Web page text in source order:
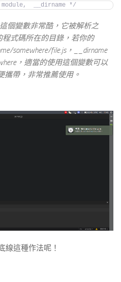
__dirname */
個變數非常酷，它被解析之
式碼所在的目錄，若你的
somewhere/file.js，
__dirname
，適當的使用這個變數可以
攜帶，非常推薦使用。
線這種作法呢！